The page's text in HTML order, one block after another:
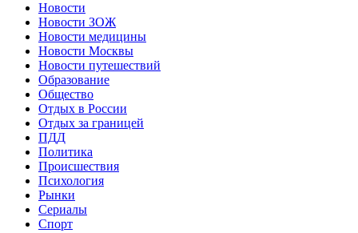
Новости
Новости ЗОЖ
Новости медицины
Новости Москвы
Новости путешествий
Образование
Общество
Отдых в России
Отдых за границей
ПДД
Политика
Происшествия
Психология
Рынки
Сериалы
Спорт